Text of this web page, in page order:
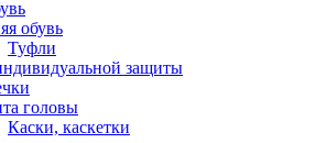
обувь
Туфли
защиты
головы
Каски, каскетки